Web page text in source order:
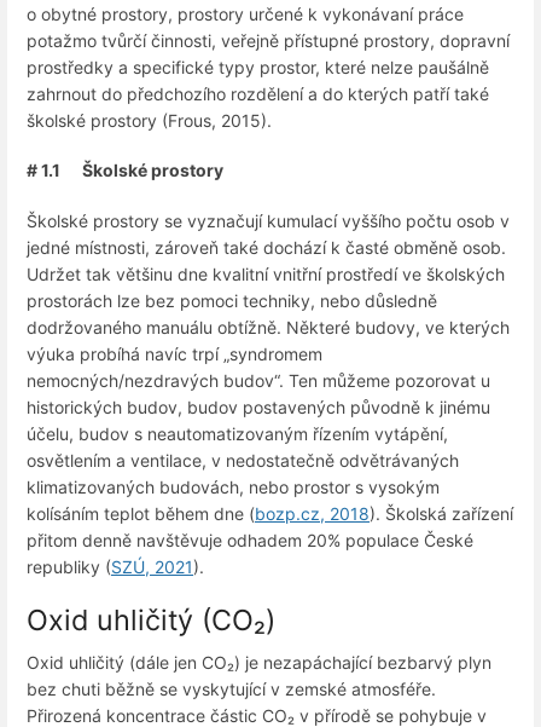
o obytné prostory, prostory určené k vykonávaní práce
potažmo tvůrčí činnosti, veřejně přístupné prostory, dopravní
prostředky a specifické typy prostor, které nelze paušálně
zahrnout do předchozího rozdělení a do kterých patří také
školské prostory (Frous, 2015).
# 1.1 Školské prostory
Školské prostory se vyznačují kumulací vyššího počtu osob v
jedné místnosti, zároveň také dochází k časté obměně osob.
Udržet tak většinu dne kvalitní vnitřní prostředí ve školských
prostorách lze bez pomoci techniky, nebo důsledně
dodržovaného manuálu obtížně. Některé budovy, ve kterých
výuka probíhá navíc trpí „syndromem
nemocných/nezdravých budov“. Ten můžeme pozorovat u
historických budov, budov postavených původně k jinému
účelu, budov s neautomatizovaným řízením vytápění,
osvětlením a ventilace, v nedostatečně odvětrávaných
klimatizovaných budovách, nebo prostor s vysokým
kolísáním teplot během dne (bozp.cz, 2018). Školská zařízení
přitom denně navštěvuje odhadem 20% populace České
republiky (SZÚ, 2021).
Oxid uhličitý (CO₂)
Oxid uhličitý (dále jen CO₂) je nezapáchající bezbarvý plyn
bez chuti běžně se vyskytující v zemské atmosféře.
Přirozená koncentrace částic CO₂ v přírodě se pohybuje v